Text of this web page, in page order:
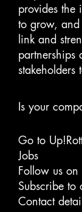
provides the
to grow, and
link and
partnerships
stakeholders
Is your
Go to
Jobs
Follow us on
Subscribe to
Contact